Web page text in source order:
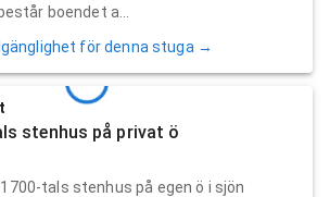
boendet a...
för denna stuga →
stenhus på privat ö
tals stenhus på egen ö i sjön